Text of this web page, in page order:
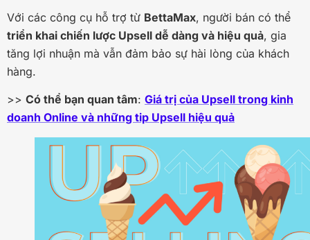
Với các công cụ hỗ trợ từ BettaMax, người bán có thể
triển khai chiến lược Upsell dễ dàng và hiệu quả, gia
tăng lợi nhuận mà vẫn đảm bảo sự hài lòng của khách
hàng.
>> Có thể bạn quan tâm: Giá trị của Upsell trong kinh
doanh Online và những tip Upsell hiệu quả